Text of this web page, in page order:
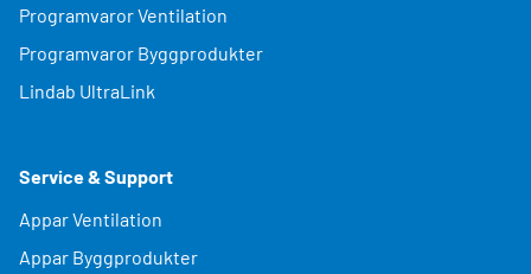
Programvaror Ventilation
Programvaror Byggprodukter
Lindab UltraLink
Service & Support
Appar Ventilation
Appar Byggprodukter